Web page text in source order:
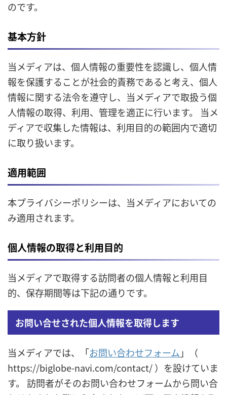
のです。
基本方針
当メディアは、個人情報の重要性を認識し、個人情
報を保護することが社会的責務であると考え、個人
情報に関する法令を遵守し、当メディアで取扱う個
人情報の取得、利用、管理を適正に行います。 当メ
ディアで収集した情報は、利用目的の範囲内で適切
に取り扱います。
適用範囲
本プライバシーポリシーは、当メディアにおいての
み適用されます。
個人情報の取得と利用目的
当メディアで取得する訪問者の個人情報と利用目
的、保存期間等は下記の通りです。
お問い合せされた個人情報を取得します
当メディアでは、「お問い合わせフォーム 」
（
https://biglobe-navi.com/contact/ ） を設けていま
す。 訪問者がそのお問い合わせフォームから問い合